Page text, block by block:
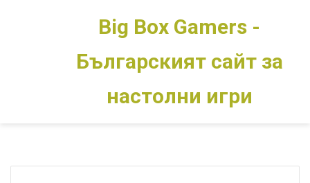
Switch skin
Big Box Gamers -
Българският сайт за
настолни игри